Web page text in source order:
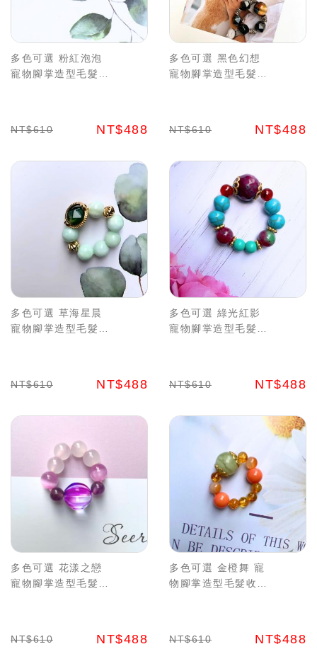
多色可選 粉紅泡泡
寵物腳掌造型毛髮收
NT$610 NT$488
多色可選 黑色幻想
寵物腳掌造型毛髮收
NT$610 NT$488
多色可選 草海星晨
寵物腳掌造型毛髮收
NT$610 NT$488
多色可選 綠光紅影
寵物腳掌造型毛髮收
NT$610 NT$488
多色可選 花漾之戀
寵物腳掌造型毛髮收
NT$610 NT$488
多色可選 金橙舞 寵
物腳掌造型毛髮收集
NT$610 NT$488